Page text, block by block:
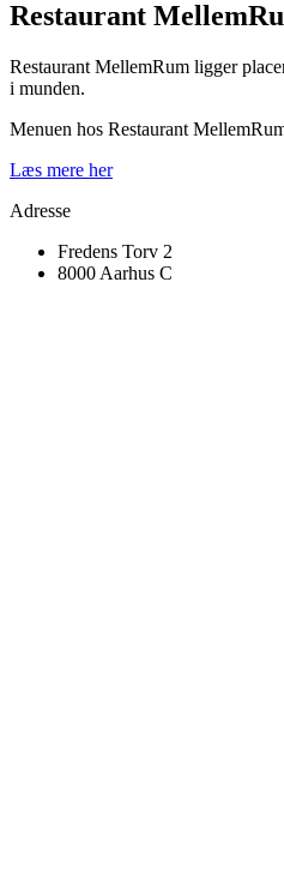
Restaurant
Restaurant MellemRum ligger
i munden.
Menuen hos Restaurant
Læs mere her
Adresse
Fredens Torv 2
8000 Aarhus C